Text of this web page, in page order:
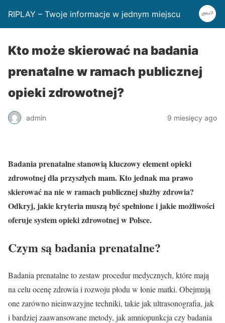
RIPLAY – Twoje informacje w jednym miejscu
Kto może skierować na badania
prenatalne w ramach publicznej
opieki zdrowotnej?
admin 9 miesięcy ago
Badania prenatalne stanowią kluczowy element opieki
zdrowotnej dla przyszłych mam. Kto jednak ma prawo
skierować na nie w ramach publicznej służby zdrowia?
Odkryj, jakie kryteria muszą być spełnione i jakie możliwości
oferuje system opieki zdrowotnej w Polsce.
Czym są badania prenatalne?
Badania prenatalne to zestaw procedur medycznych, które mają
na celu ocenę zdrowia i rozwoju płodu w łonie matki. Obejmują
one zarówno nieinwazyjne techniki, takie jak ultrasonografia, jak
i bardziej zaawansowane metody, jak amniopunkcja czy badania